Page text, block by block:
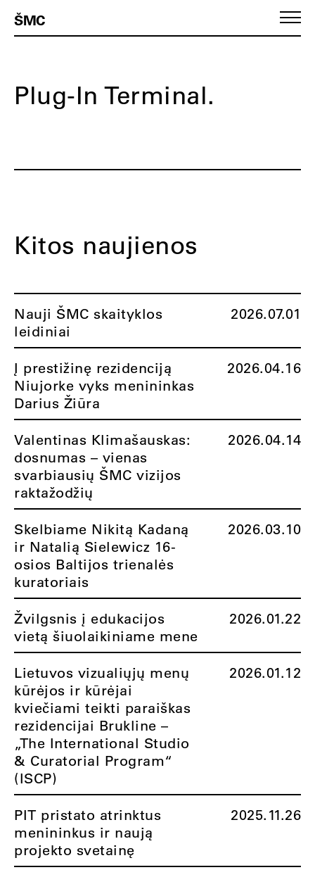
ŠMC
Plug-In Terminal.
Kitos naujienos
Nauji ŠMC skaityklos
leidiniai
2026.07.01
Į prestižinę rezidenciją
Niujorke vyks menininkas
Darius Žiūra
2026.04.16
Valentinas Klimašauskas:
dosnumas – vienas
svarbiausių ŠMC vizijos
raktažodžių
2026.04.14
Skelbiame Nikitą Kadaną
ir Natalią Sielewicz 16-
osios Baltijos trienalės
kuratoriais
2026.03.10
Žvilgsnis į edukacijos
vietą šiuolaikiniame mene
2026.01.22
Lietuvos vizualiųjų menų
kūrėjos ir kūrėjai
kviečiami teikti paraiškas
rezidencijai Brukline –
„The International Studio
& Curatorial Program“
(ISCP)
2026.01.12
PIT pristato atrinktus
menininkus ir naują
projekto svetainę
2025.11.26